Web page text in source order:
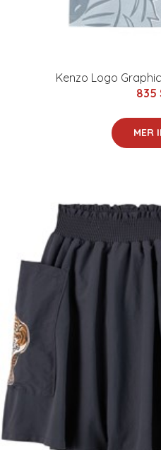
Kenzo Logo
835
MER